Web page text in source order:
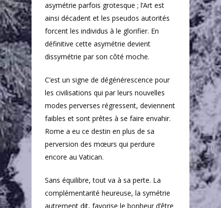
asymétrie parfois grotesque ; l’Art est
ainsi décadent et les pseudos autorités
forcent les individus à le glorifier. En
définitive cette asymétrie devient
dissymétrie par son côté moche.
C’est un signe de dégénérescence pour
les civilisations qui par leurs nouvelles
modes perverses régressent, deviennent
faibles et sont prêtes à se faire envahir.
Rome a eu ce destin en plus de sa
perversion des mœurs qui perdure
encore au Vatican.
Sans équilibre, tout va à sa perte. La
complémentarité heureuse, la symétrie
autrement dit, favorise le bonheur d’être